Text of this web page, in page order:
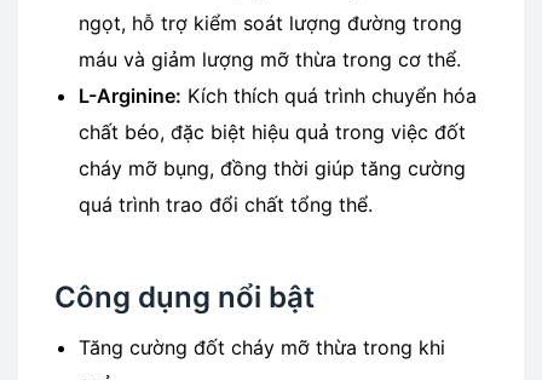
ngọt, hỗ trợ kiểm soát lượng đường trong
máu và giảm lượng mỡ thừa trong cơ thể.
L-Arginine: Kích thích quá trình chuyển hóa
chất béo, đặc biệt hiệu quả trong việc đốt
cháy mỡ bụng, đồng thời giúp tăng cường
quá trình trao đổi chất tổng thể.
Công dụng nổi bật
Tăng cường đốt cháy mỡ thừa trong khi